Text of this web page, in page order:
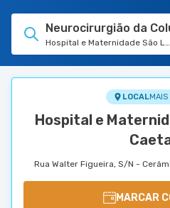
TUASAUDE.COM
Neurocirurgião da
Hospital e Maternidade São
LOCALMAIS
Hospital e
Rua Walter Figueira, S/N -
MARCAR